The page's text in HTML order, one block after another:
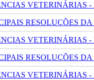
VETERINÁRIAS -
RESOLUÇÕES
VETERINÁRIAS -
RESOLUÇÕES
VETERINÁRIAS -